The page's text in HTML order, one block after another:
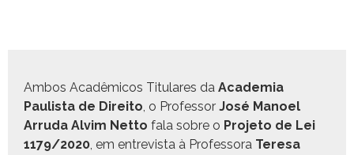
Ambos Acadêmi­cos Tit­u­lares da Acad­e­mia
Paulista de Dire­ito, o Pro­fes­sor José Manoel
Arru­da Alvim Net­to fala sobre o Pro­je­to de Lei
1179/2020, em entre­vista à Pro­fes­so­ra Tere­sa